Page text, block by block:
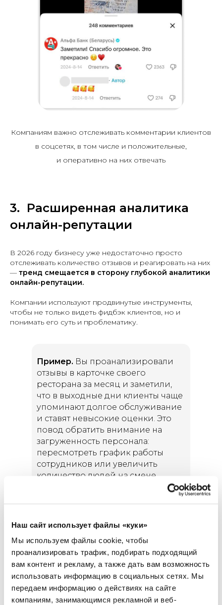
Наш сайт использует файлы «куки»
Мы используем файлы cookie, чтобы
проанализировать трафик, подбирать подходящий
вам контент и рекламу, а также дать вам возможность
использовать информацию в социальных сетях. Мы
передаем информацию о действиях на сайте
компаниям, занимающимся рекламной и веб-
Компаниям важно отслеживать комментарии клиентов
в соцсетях, в том числе и положительные,
и оперативно на них отвечать
3. Расширенная аналитика
онлайн-репутации
В 2026 году бизнесу уже недостаточно просто
отслеживать количество отзывов и реагировать на них
— тренд смещается в сторону глубокой аналитики
онлайн-репутации.
Компании используют продвинутые инструменты,
чтобы не только видеть фидбэк клиентов, но и
понимать его суть и проблематику.
Пример. Вы проанализировали
отзывы в карточке своего
ресторана за месяц и заметили,
что в выходные дни клиенты чаще
упоминают долгое обслуживание
и ставят невысокие оценки. Это
повод обратить внимание на
загруженность персонала:
пересмотреть график работы
сотрудников или увеличить
количество людей на смене.
продумайте, как такой негатив
можно предупредить: например,
если ваш офис находится в
труднодоступном месте,
опубликуйте сторис на Яндекс
Картах с подробным описанием
как вас найти.